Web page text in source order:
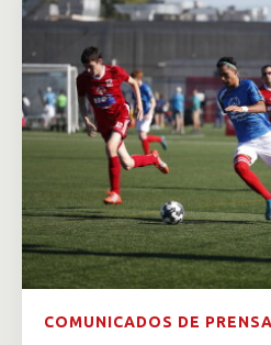
COMUNICADOS DE PRENSA